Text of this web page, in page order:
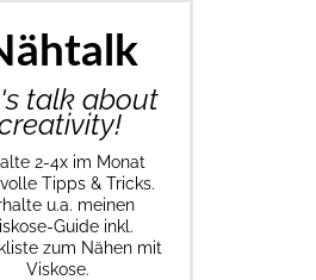
talk about
2-4x im Monat
Tipps & Tricks.
u.a. meinen
Guide inkl.
zum Nähen mit
Viskose.